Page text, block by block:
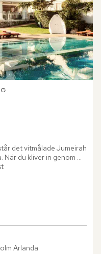
det vitmålade Jumeirah
När du kliver in genom
– en imponerande...
Arlanda